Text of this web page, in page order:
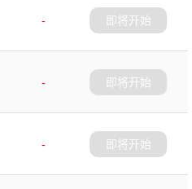
-
即将开始
-
即将开始
-
即将开始